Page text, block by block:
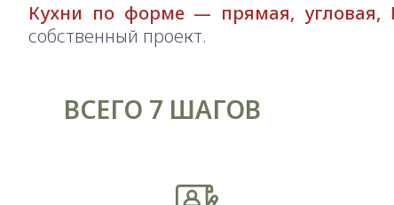
Кухни по форме — прямая, угловая,
собственный проект.
ВСЕГО 7 ШАГОВ